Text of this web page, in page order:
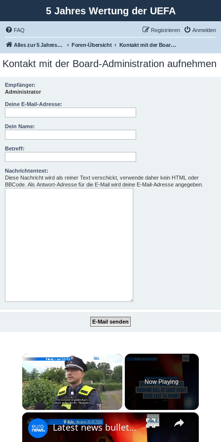
5 Jahres Wertung der UEFA
FAQ Anmelden
Registrieren
Alles zur 5 Jahreswertung / Tabelle der UEFA mit vielen Statistiken. Foren-Übersicht Kontakt mit der Board-Administration aufnehmen
Kontakt mit der Board-Administration aufnehmen
Empfänger:
Administrator
Deine E-Mail-Adresse:
Dein Name:
Betreff:
Nachrichtentext:
Diese Nachricht wird als reiner Text verschickt, verwende daher kein HTML oder
BBCode. Als Antwort-Adresse für die E-Mail wird deine E-Mail-Adresse angegeben.
×
Now Playing
×
Latest news bulletin | July 27th, 2026 – Morning